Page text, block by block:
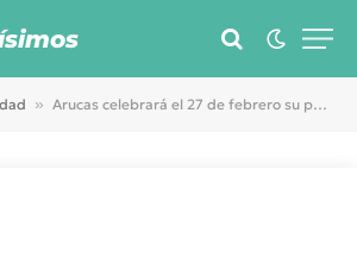
» Arucas celebrará el 27 de febrero su primera Jornada de Accesibilidad Universal en el Centro de Formación La Carpintería